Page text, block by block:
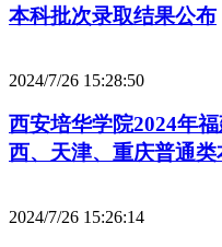
本科批次录取结果公布
2024/7/26 15:28:50
西安培华学院2024年
西、天津、重庆普通
2024/7/26 15:26:14